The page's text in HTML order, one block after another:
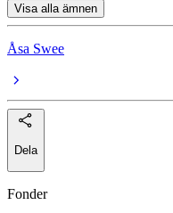
Visa alla ämnen
Åsa Swee
Dela
Fonder